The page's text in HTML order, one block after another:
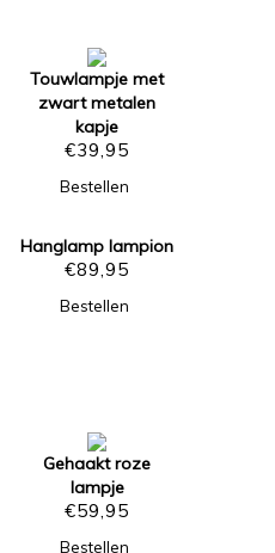
Touwlampje met
zwart metalen
kapje
€39,95
Bestellen
Hanglamp lampion
€89,95
Bestellen
Gehaakt roze
lampje
€59,95
Bestellen